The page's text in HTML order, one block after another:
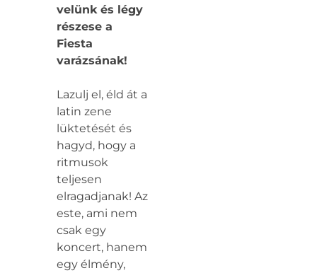
velünk és légy
részese a
Fiesta
varázsának!
Lazulj el, éld át a
latin zene
lüktetését és
hagyd, hogy a
ritmusok
teljesen
elragadjanak! Az
este, ami nem
csak egy
koncert, hanem
egy élmény,